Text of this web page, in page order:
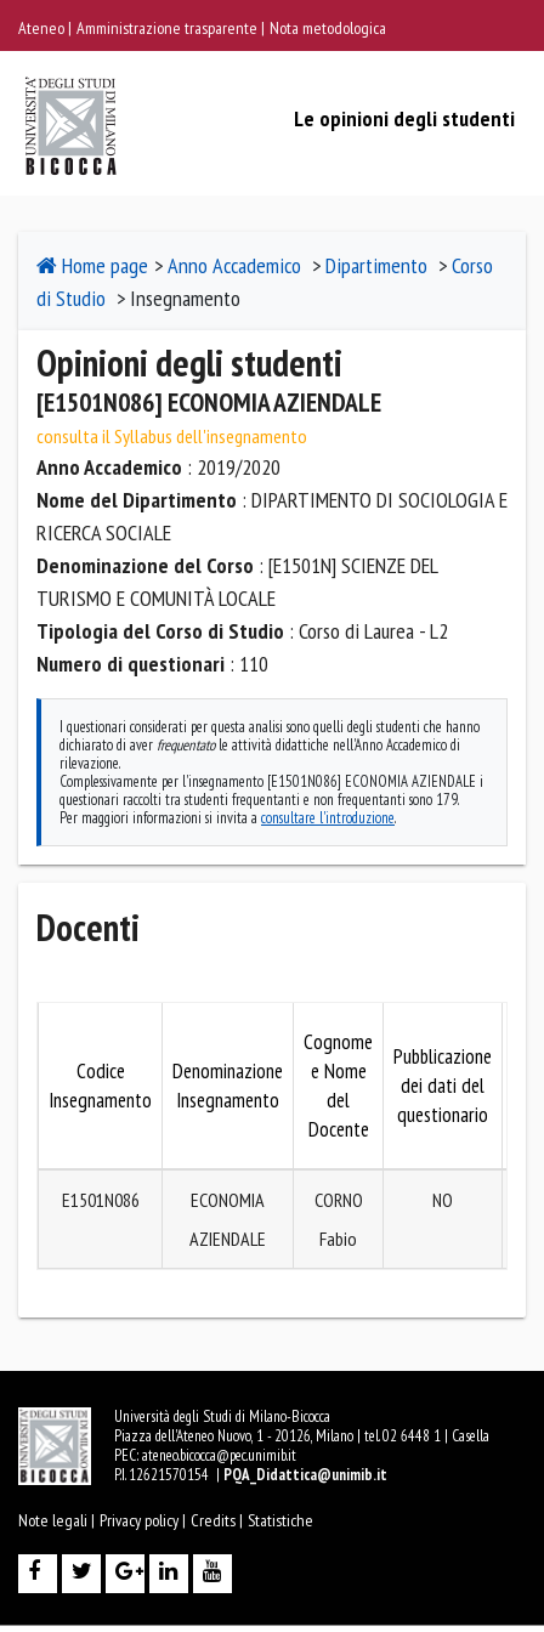
Ateneo Amministrazione trasparente Nota metodologica
Le opinioni degli studenti
Home page >Anno Accademico >Dipartimento >Corso
di Studio > Insegnamento
Opinioni degli studenti
[E1501N086] ECONOMIA AZIENDALE
consulta il Syllabus dell'insegnamento
Anno Accademico : 2019/2020
Nome del Dipartimento : DIPARTIMENTO DI SOCIOLOGIA E
RICERCA SOCIALE
Denominazione del Corso : [E1501N] SCIENZE DEL
TURISMO E COMUNITÀ LOCALE
Tipologia del Corso di Studio : Corso di Laurea - L2
Numero di questionari : 110
I questionari considerati per questa analisi sono quelli degli studenti che hanno
dichiarato di aver frequentatole attività didattiche nell'Anno Accademico di
rilevazione.
Complessivamente per l'insegnamento [E1501N086] ECONOMIA AZIENDALE i
questionari raccolti tra studenti frequentanti e non frequentanti sono 179.
Per maggiori informazioni si invita a consultare l'introduzione.
Docenti
Codice
Insegnamento
Denominazione
Insegnamento
Cognome
e Nome
del
Docente
Pubblicazione
dei dati del
questionario
E1501N086
ECONOMIA
AZIENDALE
CORNO
Fabio
NO
Università degli Studi di Milano-Bicocca
Piazza dell'Ateneo Nuovo, 1 - 20126, Milano | tel. 02 6448 1 | Casella
PEC:ateneo.bicocca@pec.unimib.it
P.I. 12621570154 | PQA_Didattica@unimib.it
Note legali | Privacy policy | Credits | Statistiche